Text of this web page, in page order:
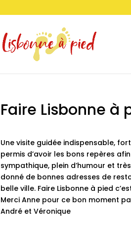
Faire Lisbonne à
Une visite guidée indispensable,
permis d’avoir les bons repères
sympathique, plein d’humour et
donné de bonnes adresses de
belle ville. Faire Lisbonne à pied
Merci Anne pour ce bon moment
André et Véronique